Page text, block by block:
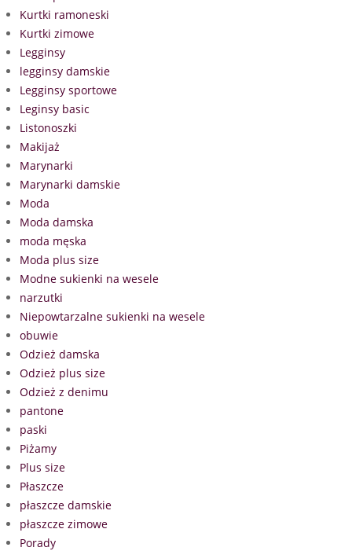
Kurtki ramoneski
Kurtki zimowe
Legginsy
legginsy damskie
Legginsy sportowe
Leginsy basic
Listonoszki
Makijaż
Marynarki
Marynarki damskie
Moda
Moda damska
moda męska
Moda plus size
Modne sukienki na wesele
narzutki
Niepowtarzalne sukienki na wesele
obuwie
Odzież damska
Odzież plus size
Odzież z denimu
pantone
paski
Piżamy
Plus size
Płaszcze
płaszcze damskie
płaszcze zimowe
Porady